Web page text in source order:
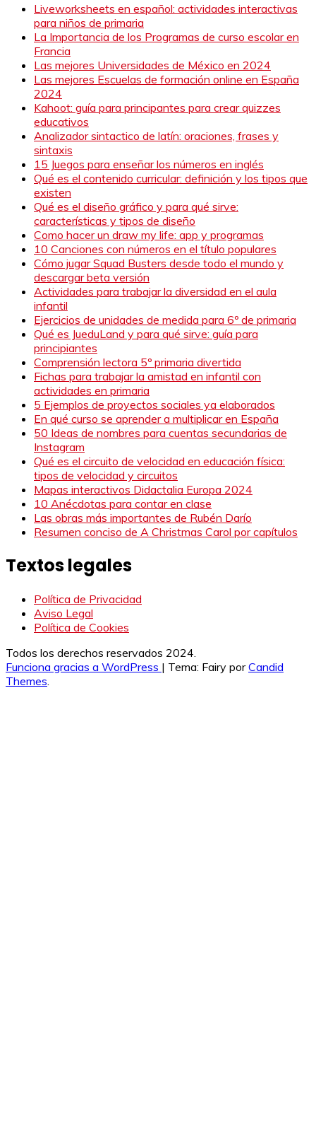
Liveworksheets en español: actividades interactivas
para niños de primaria
La Importancia de los Programas de curso escolar en
Francia
Las mejores Universidades de México en 2024
Las mejores Escuelas de formación online en España
2024
Kahoot: guía para principantes para crear quizzes
educativos
Analizador sintactico de latín: oraciones, frases y
sintaxis
15 Juegos para enseñar los números en inglés
Qué es el contenido curricular: definición y los tipos que
existen
Qué es el diseño gráfico y para qué sirve:
características y tipos de diseño
Como hacer un draw my life: app y programas
10 Canciones con números en el título populares
Cómo jugar Squad Busters desde todo el mundo y
descargar beta versión
Actividades para trabajar la diversidad en el aula
infantil
Ejercicios de unidades de medida para 6º de primaria
Qué es JueduLand y para qué sirve: guía para
principiantes
Comprensión lectora 5º primaria divertida
Fichas para trabajar la amistad en infantil con
actividades en primaria
5 Ejemplos de proyectos sociales ya elaborados
En qué curso se aprender a multiplicar en España
50 Ideas de nombres para cuentas secundarias de
Instagram
Qué es el circuito de velocidad en educación física:
tipos de velocidad y circuitos
Mapas interactivos Didactalia Europa 2024
10 Anécdotas para contar en clase
Las obras más importantes de Rubén Darío
Resumen conciso de A Christmas Carol por capítulos
Textos legales
Política de Privacidad
Aviso Legal
Política de Cookies
Todos los derechos reservados 2024.
Funciona gracias a WordPress | Tema: Fairy porCandid
Themes